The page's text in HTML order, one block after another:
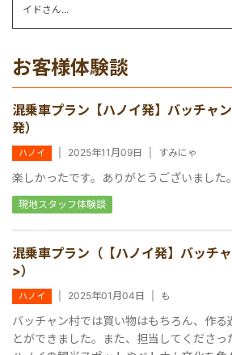
イドさん...
お客様体験談
混乗車プラン【ハノイ発】バッチャ
発）
ハノイ 2025年11月09日 すみにゃ
楽しかったです。ありがとうございました。
現地スタッフ体験談
混乗車プラン（【ハノイ発】バッチ
>）
ハノイ 2025年01月04日 も
バッチャン村では買い物はもちろん、作る
とができました。また、担当してくださっ